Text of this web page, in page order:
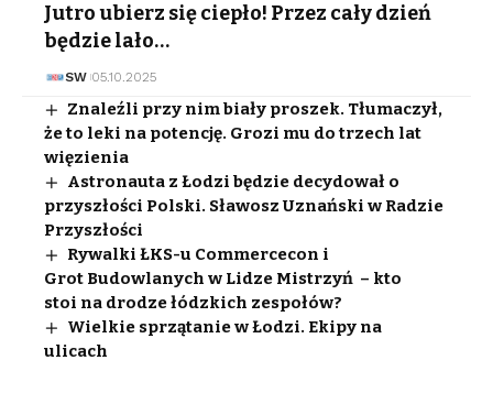
Jutro ubierz się ciepło! Przez cały dzień
będzie lało…
SW 05.10.2025
Znaleźli przy nim biały proszek. Tłumaczył,
że to leki na potencję. Grozi mu do trzech lat
więzienia
Astronauta z Łodzi będzie decydował o
przyszłości Polski. Sławosz Uznański w Radzie
Przyszłości
Rywalki ŁKS-u Commercecon i
Grot Budowlanych w Lidze Mistrzyń – kto
stoi na drodze łódzkich zespołów?
Wielkie sprzątanie w Łodzi. Ekipy na
ulicach